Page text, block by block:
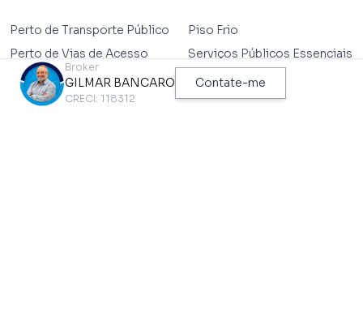
Perto de Transporte Público
Perto de Vias de Acesso
Piso Frio
Serviços Públicos Essenciais
Broker
GILMAR BANCARO
CRECI: 118312
Contate-me